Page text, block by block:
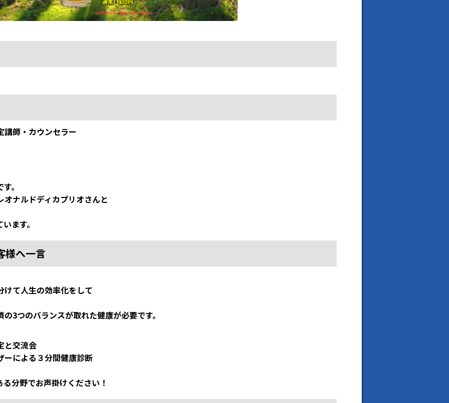
講師・カウンセラー
。
ナルドディカプリオさんと
ます。
様へ一言
けて人生の効率化をして
3つのバランスが取れた健康が必要です。
と交流会
による３分間健康診断
分野でお声掛けください！